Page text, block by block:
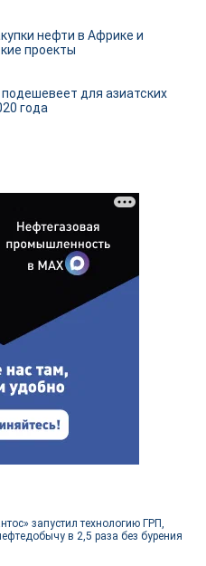
нефти в Африке и
проекты
для азиатских
года
запустил технологию ГРП,
в 2,5 раза без бурения